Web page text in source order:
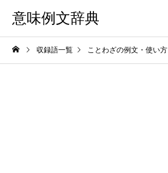
意味例文辞典
収録語一覧 ことわざの例文・使い方